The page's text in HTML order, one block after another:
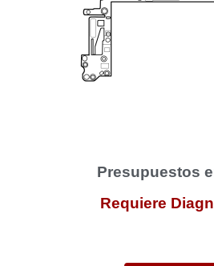
Presupuestos
Requiere